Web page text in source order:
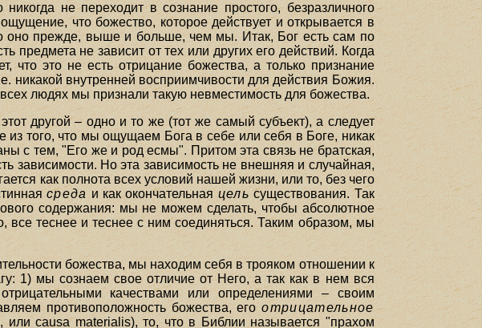
не переходит в сознание простого, безразличного
что божество, которое действует и открывается в
оно прежде, выше и больше, чем мы. Итак, Бог есть сам по
не зависит от тех или других его действий. Когда
что это не есть отрицание божества, а только признание
никакой внутренней восприимчивости для действия Божия.
людях мы признали такую невместимость для божества.
другой – одно и то же (тот же самый субъект), а следует
из того, что мы ощущаем Бога в себе или себя в Боге, никак
с тем, "Его же и род есмы". Притом эта связь не братская,
зависимости. Но эта зависимость не внешняя и случайная,
как полнота всех условий нашей жизни, или то, без чего
среда и как окончательнаяцель существования. Так
содержания: мы не можем сделать, чтобы абсолютное
теснее и теснее с ним соединяться. Таким образом, мы
божества, мы находим себя в трояком отношении к
1) мы сознаем свое отличие от Него, а так как в нем вся
качествами или определениями – своим
противоположность божества, егоотрицательное
или causa materialis), то, что в Библии называется "прахом